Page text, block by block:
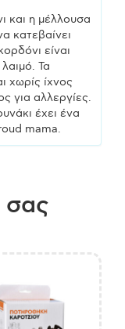
και η μέλλουσα
κατεβαίνει
είναι
Τα
χωρίς ίχνος
για αλλεργίες.
έχει ένα
mama.
σας